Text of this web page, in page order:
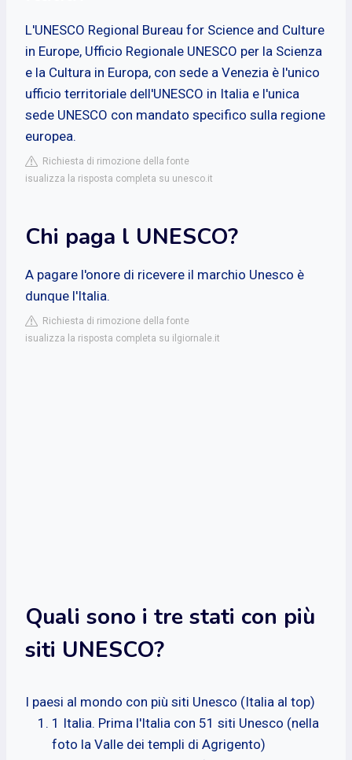
L'UNESCO Regional Bureau for Science and Culture
in Europe, Ufficio Regionale UNESCO per la Scienza
e la Cultura in Europa, con sede a Venezia è l'unico
ufficio territoriale dell'UNESCO in Italia e l'unica
sede UNESCO con mandato specifico sulla regione
europea.
Richiesta di rimozione della fonte
isualizza la risposta completa su unesco.it
Chi paga l UNESCO?
A pagare l'onore di ricevere il marchio Unesco è
dunque l'Italia.
Richiesta di rimozione della fonte
isualizza la risposta completa su ilgiornale.it
Quali sono i tre stati con più
siti UNESCO?
I paesi al mondo con più siti Unesco (Italia al top)
1 Italia. Prima l'Italia con 51 siti Unesco (nella
foto la Valle dei templi di Agrigento)